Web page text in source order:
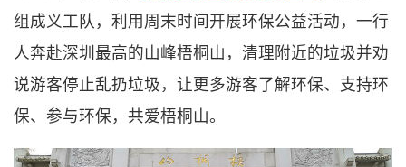
组成义工队，利用周末时间开展环保公益活动，一行
人奔赴深圳最高的山峰梧桐山，清理附近的垃圾并劝
说游客停止乱扔垃圾，让更多游客了解环保、支持环
保、参与环保，共爱梧桐山。